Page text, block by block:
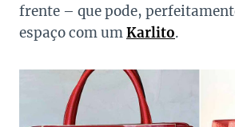
frente – que pode,
espaço com umKarlito.